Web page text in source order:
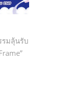
รมลุ้นรับ